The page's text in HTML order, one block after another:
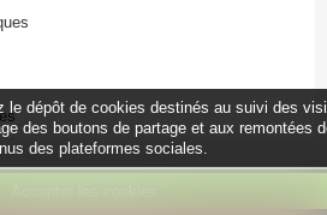
le dépôt de cookies destinés au suivi des
des boutons de partage et aux remontées
des plateformes sociales.
Accepter les cookies